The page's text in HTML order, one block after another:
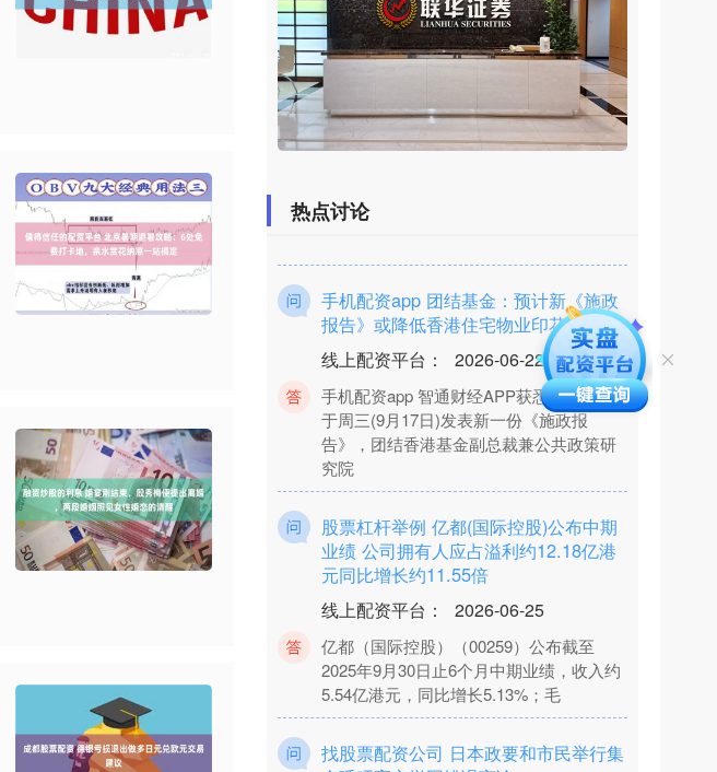
热点讨论
怎么申请股票配资 大成月添利一个月滚
动持有中短债A基金经理变动：增聘方
锐为基金经理
河南配资网 ： 2026-06-12
发布公告，增聘方锐为基金经理，任职
手机配资app 团结基金：预计新《施政
报告》或降低香港住宅物业印花税?
线上配资平台： 2026-06-22
手机配资app 智通财经APP获悉，港府将
于周三(9月17日)发表新一份《施政报
告》，团结香港基金副总裁兼公共政策研
究院
股票杠杆举例 亿都(国际控股)公布中期
业绩 公司拥有人应占溢利约12.18亿港
元同比增长约11.55倍
线上配资平台 ： 2026-06-25
亿都（国际控股）（00259）公布截至
2025年9月30日止6个月中期业绩，收入约
5.54亿港元，同比增长5.13%；毛
找股票配资公司 日本政要和市民举行集
会呼吁高市撤回错误言论